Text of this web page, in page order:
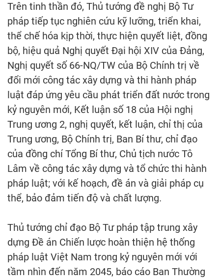
Trên tinh thần đó, Thủ tướng đề nghị Bộ Tư
pháp tiếp tục nghiên cứu kỹ lưỡng, triển khai,
thể chế hóa kịp thời, thực hiện quyết liệt, đồng
bộ, hiệu quả Nghị quyết Đại hội XIV của Đảng,
Nghị quyết số 66-NQ/TW của Bộ Chính trị về
đổi mới công tác xây dựng và thi hành pháp
luật đáp ứng yêu cầu phát triển đất nước trong
kỷ nguyên mới, Kết luận số 18 của Hội nghị
Trung ương 2, nghị quyết, kết luận, chỉ thị của
Trung ương, Bộ Chính trị, Ban Bí thư, chỉ đạo
của đồng chí Tổng Bí thư, Chủ tịch nước Tô
Lâm về công tác xây dựng và tổ chức thi hành
pháp luật; với kế hoạch, đề án và giải pháp cụ
thể, bảo đảm tiến độ và chất lượng.
Thủ tướng chỉ đạo Bộ Tư pháp tập trung xây
dựng Đề án Chiến lược hoàn thiện hệ thống
pháp luật Việt Nam trong kỷ nguyên mới với
tầm nhìn đến năm 2045, báo cáo Ban Thường